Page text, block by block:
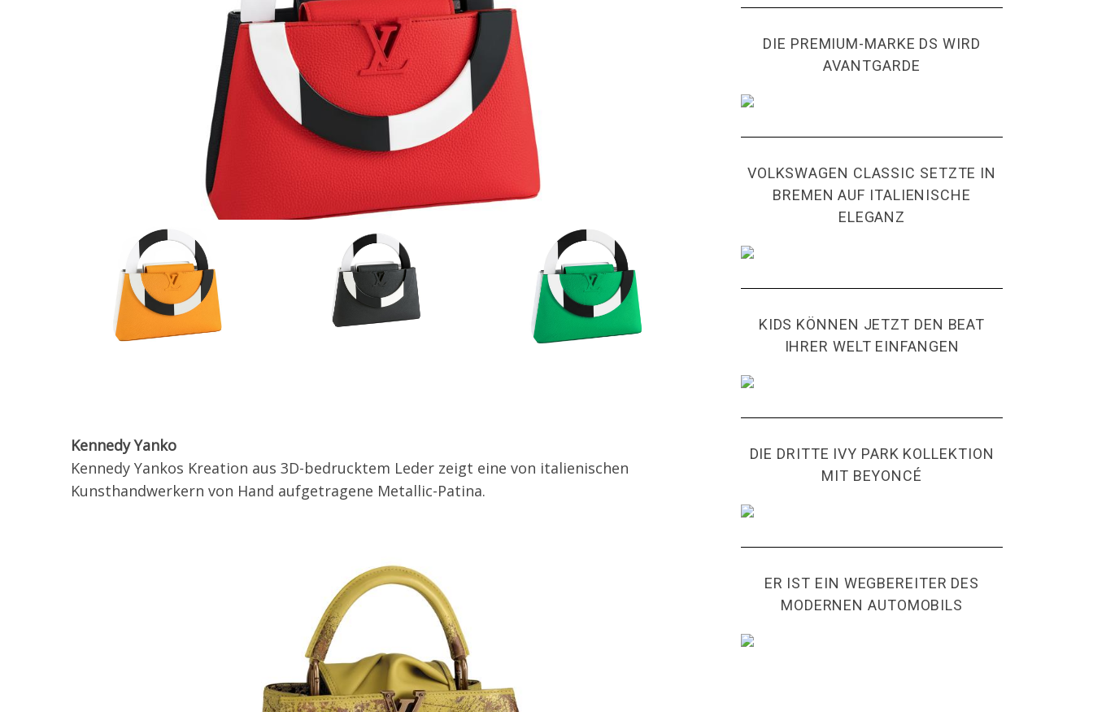
Kennedy Yanko
Kennedy Yankos Kreation aus 3D-bedrucktem Leder zeigt eine von italienischen
Kunsthandwerkern von Hand aufgetragene Metallic-Patina.
DIE PREMIUM-MARKE DS WIRD
AVANTGARDE
VOLKSWAGEN CLASSIC SETZTE IN
BREMEN AUF ITALIENISCHE
ELEGANZ
KIDS KÖNNEN JETZT DEN BEAT
IHRER WELT EINFANGEN
DIE DRITTE IVY PARK KOLLEKTION
MIT BEYONCÉ
ER IST EIN WEGBEREITER DES
MODERNEN AUTOMOBILS